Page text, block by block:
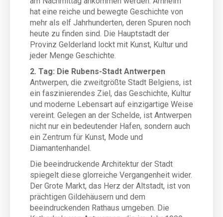
hat eine reiche und bewegte Geschichte von
mehr als elf Jahrhunderten, deren Spuren noch
heute zu finden sind. Die Hauptstadt der
Provinz Gelderland lockt mit Kunst, Kultur und
jeder Menge Geschichte.
2. Tag: Die Rubens-Stadt Antwerpen
Antwerpen, die zweitgrößte Stadt Belgiens, ist
ein faszinierendes Ziel, das Geschichte, Kultur
und moderne Lebensart auf einzigartige Weise
vereint. Gelegen an der Schelde, ist Antwerpen
nicht nur ein bedeutender Hafen, sondern auch
ein Zentrum für Kunst, Mode und
Diamantenhandel.
Die beeindruckende Architektur der Stadt
spiegelt diese glorreiche Vergangenheit wider.
Der Grote Markt, das Herz der Altstadt, ist von
prächtigen Gildehäusern und dem
beeindruckenden Rathaus umgeben. Die